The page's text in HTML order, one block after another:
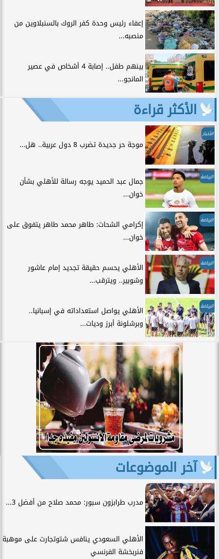
إعفاء رئيس وحدة كفر الروك بالسنبلاوين من
منصبه...
بينهم طفل.. إصابة 4 أشخاص في عصير
المانجو...
الأكثر قراءة
الأخبار
موجة حر جديدة تضرب 8 دول عربية.. هل...
الرياضة
جمال عبد الحميد يوجه رسالة للأهلي بشأن
خوان...
الرياضة
إكرامي الشحات: طاهر محمد طاهر يتفوق على
خوان...
الرياضة
الأهلي يحسم حقيقة تجديد إمام عاشور
وشوبير.. ويترقب...
الرياضة
الأهلي يواصل استعداداته في إسبانيا..
وبرشلونة أبرز وديات...
آخر الموضوعات
مدرب طرابزون سبور: محمد صلاح من أفضل 3...
الأهلي السعودي ينافس شتوتجارت على موهبة
فنربخشة الفرنسي